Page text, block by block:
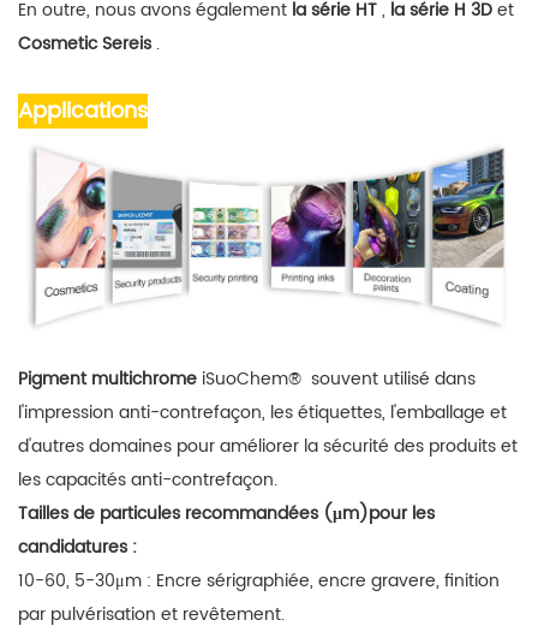
En outre, nous avons également la série HT, la série H 3Det
Cosmetic Sereis .
Applications
Pigment multichrome iSuoChem® souvent utilisé dans
l'impression anti-contrefaçon, les étiquettes, l'emballage et
d'autres domaines pour améliorer la sécurité des produits et
les capacités anti-contrefaçon.
Tailles de particules recommandées (μm)pour les
candidatures :
10-60, 5-30μm : Encre sérigraphiée, encre gravere, finition
par pulvérisation et revêtement.